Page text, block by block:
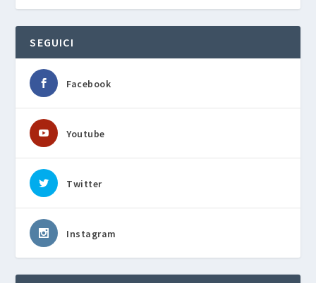
SEGUICI
Facebook
Youtube
Twitter
Instagram